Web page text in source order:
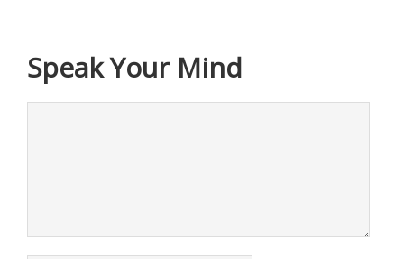
Speak Your Mind